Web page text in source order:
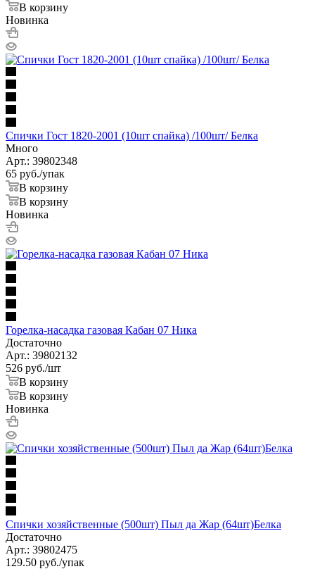
В корзину
Новинка
Спички Гост 1820-2001 (10шт спайка) /100шт/ Белка
Много
Арт.: 39802348
65 руб./упак
В корзину
В корзину
Новинка
Горелка-насадка газовая Кабан 07 Ника
Достаточно
Арт.: 39802132
526 руб./шт
В корзину
В корзину
Новинка
Спички хозяйственные (500шт) Пыл да Жар (64шт)Белка
Достаточно
Арт.: 39802475
129.50 руб./упак